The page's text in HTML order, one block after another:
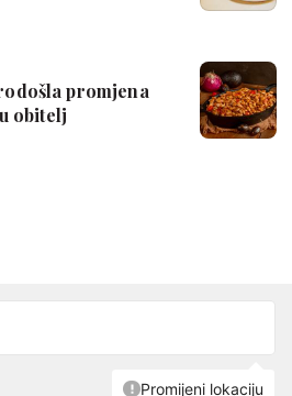
promjena
obitelj